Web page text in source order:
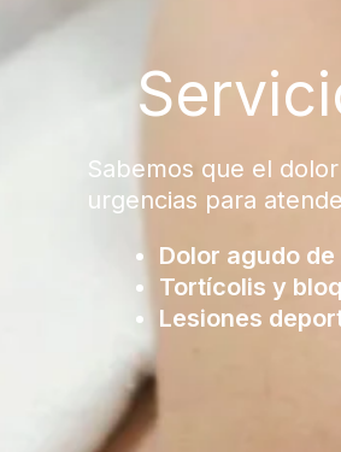
Sabemos que el
urgencias para
Dolor agudo
Tortícolis y
Lesiones